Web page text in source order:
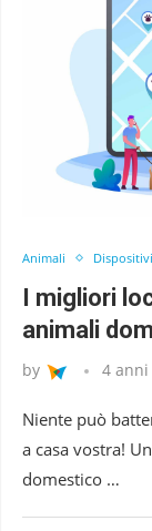
Animali
I migliori
animali
by 4 anni
Niente può
a casa vostra!
domestico …